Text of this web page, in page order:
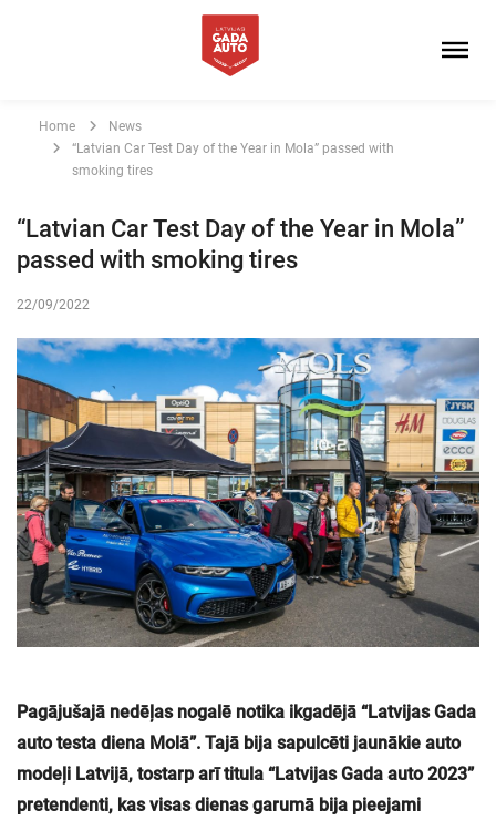
Home
News
“Latvian Car Test Day of the Year in Mola” passed with
smoking tires
“Latvian Car Test Day of the Year in Mola”
passed with smoking tires
22/09/2022
Pagājušajā nedēļas nogalē notika ikgadējā “Latvijas Gada
auto testa diena Molā”. Tajā bija sapulcēti jaunākie auto
modeļi Latvijā, tostarp arī titula “Latvijas Gada auto 2023”
pretendenti, kas visas dienas garumā bija pieejami